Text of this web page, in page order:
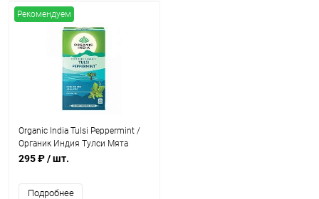
Рекомендуем
Organic India Tulsi Peppermint /
Органик Индия Тулси Мята
перечная Тулси 25 Чайные
295 ₽/ шт.
Подробнее